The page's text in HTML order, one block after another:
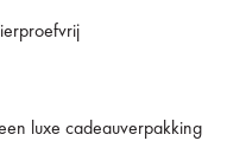
luxe cadeauverpakking